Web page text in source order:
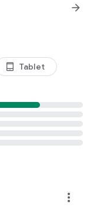
arrow_forward
tablet_android Tablet
more_vert